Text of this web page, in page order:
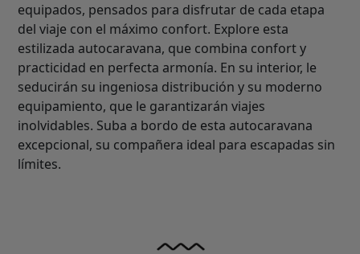
equipados, pensados para disfrutar de cada etapa
del viaje con el máximo confort. Explore esta
estilizada autocaravana, que combina confort y
practicidad en perfecta armonía. En su interior, le
seducirán su ingeniosa distribución y su moderno
equipamiento, que le garantizarán viajes
inolvidables. Suba a bordo de esta autocaravana
excepcional, su compañera ideal para escapadas sin
límites.